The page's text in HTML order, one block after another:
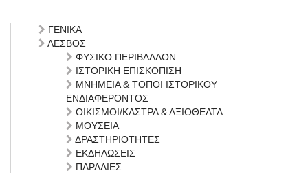
ΓΕΝΙΚΑ
ΛΕΣΒΟΣ
ΦΥΣΙΚΟ ΠΕΡΙΒΑΛΛΟΝ
ΙΣΤΟΡΙΚΗ ΕΠΙΣΚΟΠΙΣΗ
ΜΝΗΜΕΙΑ & ΤΟΠΟΙ ΙΣΤΟΡΙΚΟΥ
ΕΝΔΙΑΦΕΡΟΝΤΟΣ
ΟΙΚΙΣΜΟΙ/ΚΑΣΤΡΑ & ΑΞΙΟΘΕΑΤΑ
ΜΟΥΣΕΙΑ
ΔΡΑΣΤΗΡΙΟΤΗΤΕΣ
ΕΚΔΗΛΩΣΕΙΣ
ΠΑΡΑΛΙΕΣ